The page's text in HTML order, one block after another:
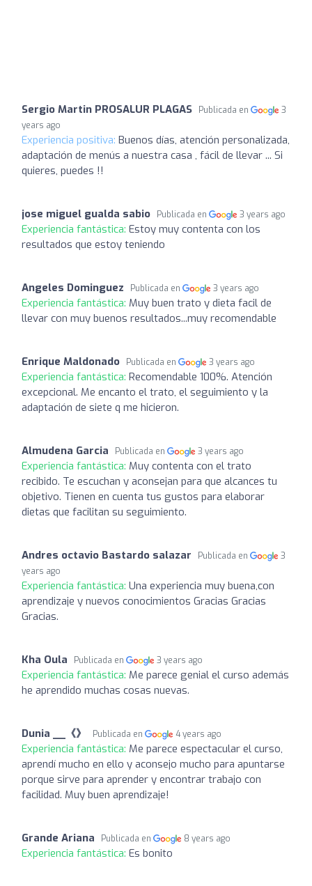
Sergio Martin PROSALUR PLAGAS Publicada en
3
years ago
Experiencia positiva: Buenos días, atención personalizada,
adaptación de menús a nuestra casa , fácil de llevar ... Si
quieres, puedes !!
jose miguel gualda sabio Publicada en 3 years ago
Experiencia fantástica: Estoy muy contenta con los
resultados que estoy teniendo
Angeles Dominguez Publicada en 3 years ago
Experiencia fantástica: Muy buen trato y dieta facil de
llevar con muy buenos resultados...muy recomendable
Enrique Maldonado Publicada en 3 years ago
Experiencia fantástica: Recomendable 100%. Atención
excepcional. Me encanto el trato, el seguimiento y la
adaptación de siete q me hicieron.
Almudena Garcia Publicada en 3 years ago
Experiencia fantástica: Muy contenta con el trato
recibido. Te escuchan y aconsejan para que alcances tu
objetivo. Tienen en cuenta tus gustos para elaborar
dietas que facilitan su seguimiento.
Andres octavio Bastardo salazar Publicada en
3
years ago
Experiencia fantástica: Una experiencia muy buena,con
aprendizaje y nuevos conocimientos Gracias Gracias
Gracias.
Kha Oula Publicada en 3 years ago
Experiencia fantástica: Me parece genial el curso además
he aprendido muchas cosas nuevas.
Dunia __《》 Publicada en 4 years ago
Experiencia fantástica: Me parece espectacular el curso,
aprendí mucho en ello y aconsejo mucho para apuntarse
porque sirve para aprender y encontrar trabajo con
facilidad. Muy buen aprendizaje!
Grande Ariana Publicada en 8 years ago
Experiencia fantástica: Es bonito